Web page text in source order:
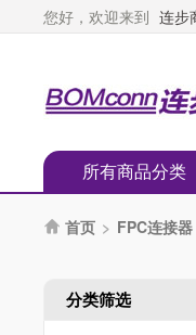
您好，欢迎来到 连步
所有商品分类
 首页 > FPC连接器
分类筛选